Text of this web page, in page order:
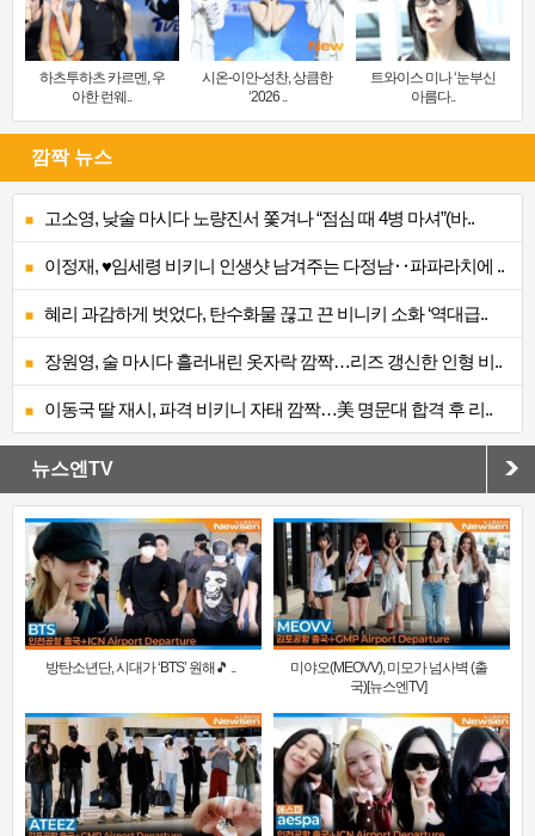
하츠투하츠 카르멘, 우
아한 런웨..
시온-이안-성찬, 상큼한
‘2026 ..
트와이스 미나 ‘눈부신
아름다..
깜짝 뉴스
고소영, 낮술 마시다 노량진서 쫓겨나 “점심 때 4병 마셔”(바..
이정재, ♥임세령 비키니 인생샷 남겨주는 다정남‥파파라치에 ..
혜리 과감하게 벗었다, 탄수화물 끊고 끈 비니키 소화 ‘역대급..
장원영, 술 마시다 흘러내린 옷자락 깜짝…리즈 갱신한 인형 비..
이동국 딸 재시, 파격 비키니 자태 깜짝…美 명문대 합격 후 리..
뉴스엔TV
방탄소년단, 시대가 ‘BTS’ 원해🎵 ..
미야오(MEOVV), 미모가 넘사벽 (출
국)[뉴스엔TV]